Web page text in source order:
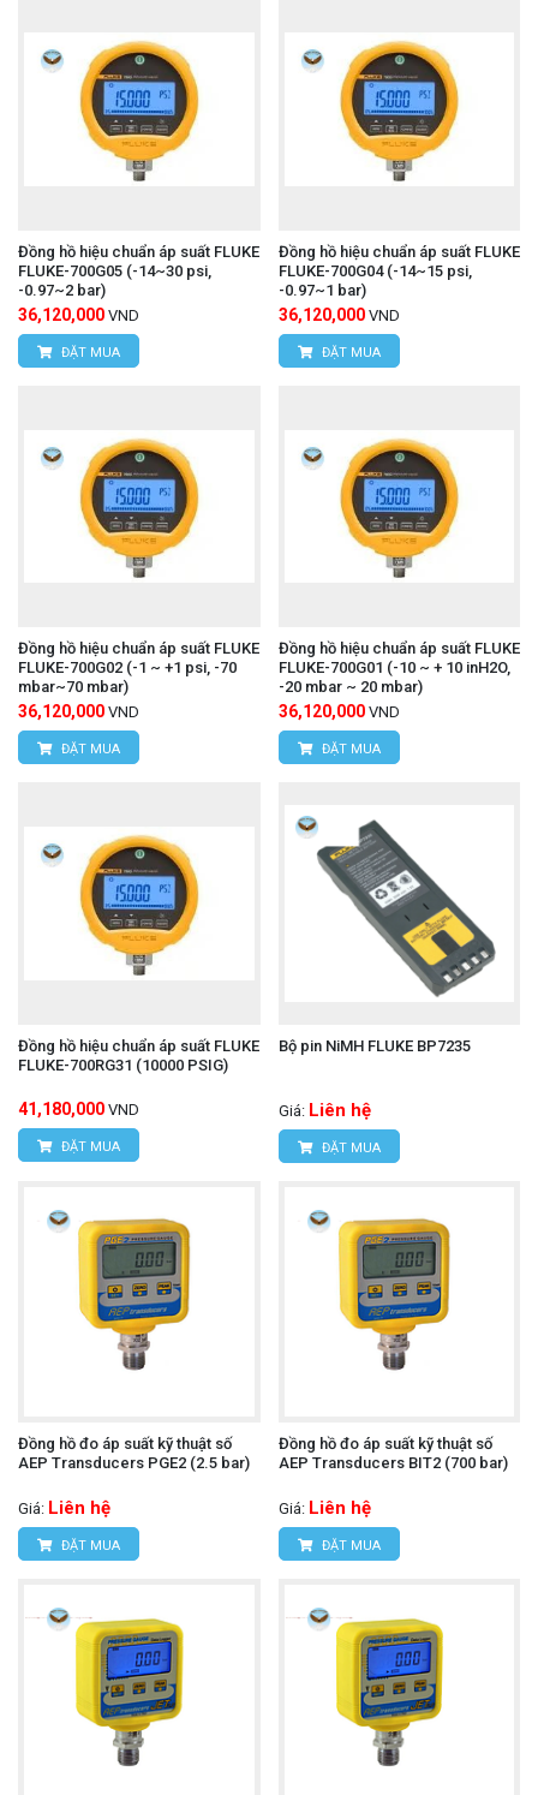
Đồng hồ hiệu chuẩn áp suất FLUKE
FLUKE-700G05 (-14~30 psi,
-0.97~2 bar)
36,120,000 VND
ĐẶT MUA
Đồng hồ hiệu chuẩn áp suất FLUKE
FLUKE-700G04 (-14~15 psi,
-0.97~1 bar)
36,120,000 VND
ĐẶT MUA
Đồng hồ hiệu chuẩn áp suất FLUKE
FLUKE-700G02 (-1 ~ +1 psi, -70
mbar~70 mbar)
36,120,000 VND
ĐẶT MUA
Đồng hồ hiệu chuẩn áp suất FLUKE
FLUKE-700G01 (-10 ~ + 10 inH2O,
-20 mbar ~ 20 mbar)
36,120,000 VND
ĐẶT MUA
Đồng hồ hiệu chuẩn áp suất FLUKE
FLUKE-700RG31 (10000 PSIG)
41,180,000 VND
ĐẶT MUA
Bộ pin NiMH FLUKE BP7235
Giá: Liên hệ
ĐẶT MUA
Đồng hồ đo áp suất kỹ thuật số
AEP Transducers PGE2 (2.5 bar)
Giá: Liên hệ
ĐẶT MUA
Đồng hồ đo áp suất kỹ thuật số
AEP Transducers BIT2 (700 bar)
Giá: Liên hệ
ĐẶT MUA